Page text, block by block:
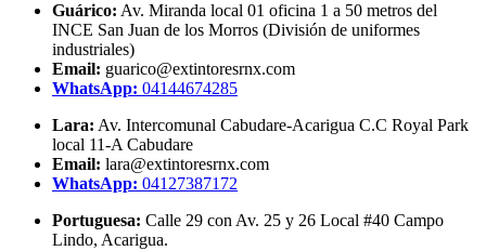
Guárico: Av. Miranda local 01 oficina 1 a 50 metros del
INCE San Juan de los Morros (División de uniformes
industriales)
Email: guarico@extintoresrnx.com
WhatsApp: 04144674285
Lara: Av. Intercomunal Cabudare-Acarigua C.C Royal Park
local 11-A Cabudare
Email: lara@extintoresrnx.com
WhatsApp: 04127387172
Portuguesa: Calle 29 con Av. 25 y 26 Local #40 Campo
Lindo, Acarigua.